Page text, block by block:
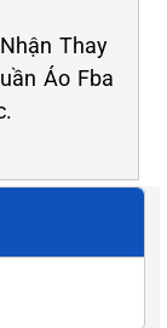
Thay
Áo Fba